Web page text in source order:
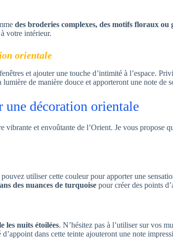
des broderies complexes, des motifs floraux ou
votre intérieur.
orientale
et ajouter une touche d’intimité à l’espace.
de manière douce et apporteront une note de
une décoration orientale
vibrante et envoûtante de l’Orient. Je vous propose
utiliser cette couleur pour apporter une
des nuances de turquoise pour créer des points
les nuits étoilées. N’hésitez pas à l’utiliser sur vos
dans cette teinte ajouteront une note